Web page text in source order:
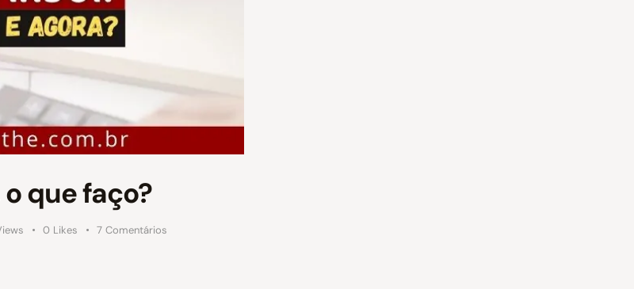
que faço?
0 Likes 7 Comentários